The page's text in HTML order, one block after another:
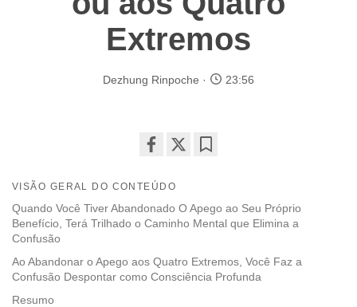
Extremos
Dezhung Rinpoche 23:56
on
facebook
VISÃO GERAL DO CONTEÚDO
Quando Você Tiver Abandonado O Apego ao Seu Próprio
Benefício, Terá Trilhado o Caminho Mental que Elimina a
Confusão
Ao Abandonar o Apego aos Quatro Extremos, Você Faz a
Confusão Despontar como Consciência Profunda
Resumo